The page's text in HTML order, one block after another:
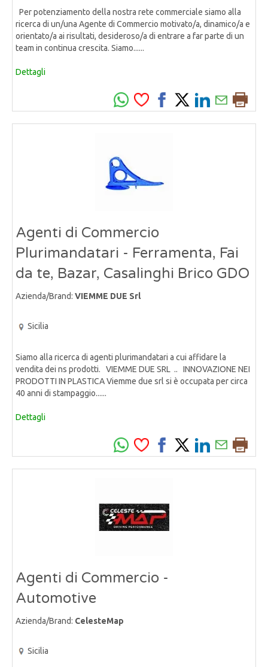
Per potenziamento della nostra rete commerciale siamo alla
ricerca di un/una Agente di Commercio motivato/a, dinamico/a e
orientato/a ai risultati, desideroso/a di entrare a far parte di un
team in continua crescita. Siamo......
Dettagli
Agenti di Commercio
Plurimandatari - Ferramenta, Fai
da te, Bazar, Casalinghi Brico GDO
Azienda/Brand: VIEMME DUE Srl
Sicilia
Siamo alla ricerca di agenti plurimandatari a cui affidare la
vendita dei ns prodotti. VIEMME DUE SRL .. INNOVAZIONE NEI
PRODOTTI IN PLASTICA Viemme due srl si è occupata per circa
40 anni di stampaggio......
Dettagli
Agenti di Commercio -
Automotive
Azienda/Brand: CelesteMap
Sicilia